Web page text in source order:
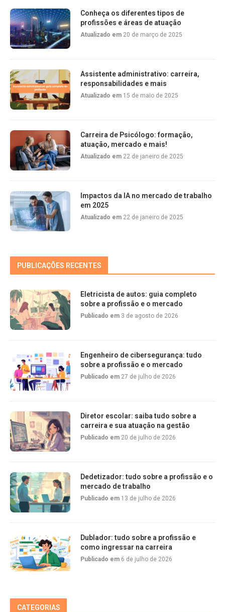
Conheça os diferentes tipos de
profissões e áreas de atuação
Atualizado em 20 de março de 2025
Assistente administrativo: carreira,
responsabilidades e mais
Atualizado em 15 de maio de 2025
Carreira de Psicólogo: formação,
atuação, mercado e mais!
Atualizado em 22 de janeiro de 2025
Impactos da IA no mercado de trabalho
em 2025
Atualizado em 22 de janeiro de 2025
PUBLICAÇÕES RECENTES
Eletricista de autos: guia completo
sobre a profissão e o mercado
Publicado em 3 de agosto de 2026
Engenheiro de cibersegurança: tudo
sobre a profissão e o mercado
Publicado em 27 de julho de 2026
Diretor escolar: saiba tudo sobre a
carreira e sua atuação na gestão
Publicado em 20 de julho de 2026
Dedetizador: tudo sobre a profissão e o
mercado de trabalho
Publicado em 13 de julho de 2026
Dublador: tudo sobre a profissão e
como ingressar na carreira
Publicado em 6 de julho de 2026
CATEGORIAS